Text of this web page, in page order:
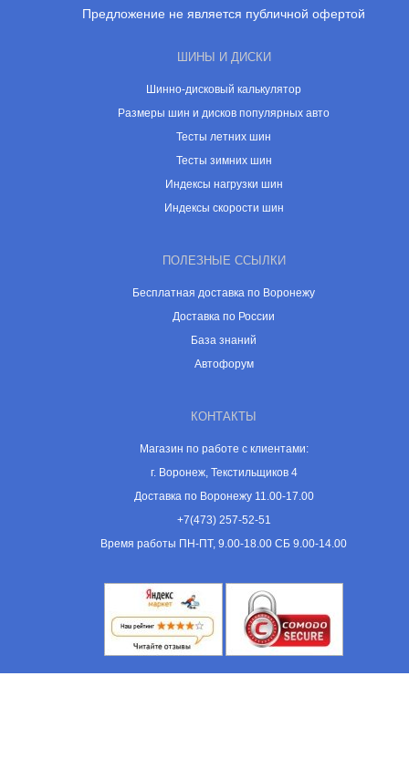
Предложение не является публичной офертой
ШИНЫ И ДИСКИ
Шинно-дисковый калькулятор
Размеры шин и дисков популярных авто
Тесты летних шин
Тесты зимних шин
Индексы нагрузки шин
Индексы скорости шин
ПОЛЕЗНЫЕ ССЫЛКИ
Бесплатная доставка по Воронежу
Доставка по России
База знаний
Автофорум
КОНТАКТЫ
Магазин по работе с клиентами:
г. Воронеж, Текстильщиков 4
Доставка по Воронежу 11.00-17.00
+7(473) 257-52-51
Время работы ПН-ПТ, 9.00-18.00 СБ 9.00-14.00